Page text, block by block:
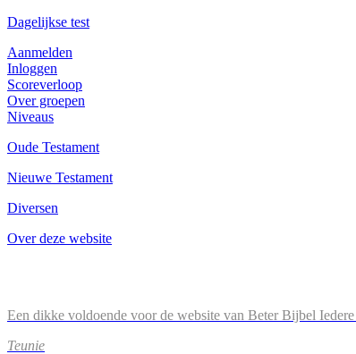
Dagelijkse test
Aanmelden
Inloggen
Scoreverloop
Over groepen
Niveaus
Oude Testament
Nieuwe Testament
Diversen
Over deze website
Een dikke voldoende voor de website van Beter Bijbel
Teunie